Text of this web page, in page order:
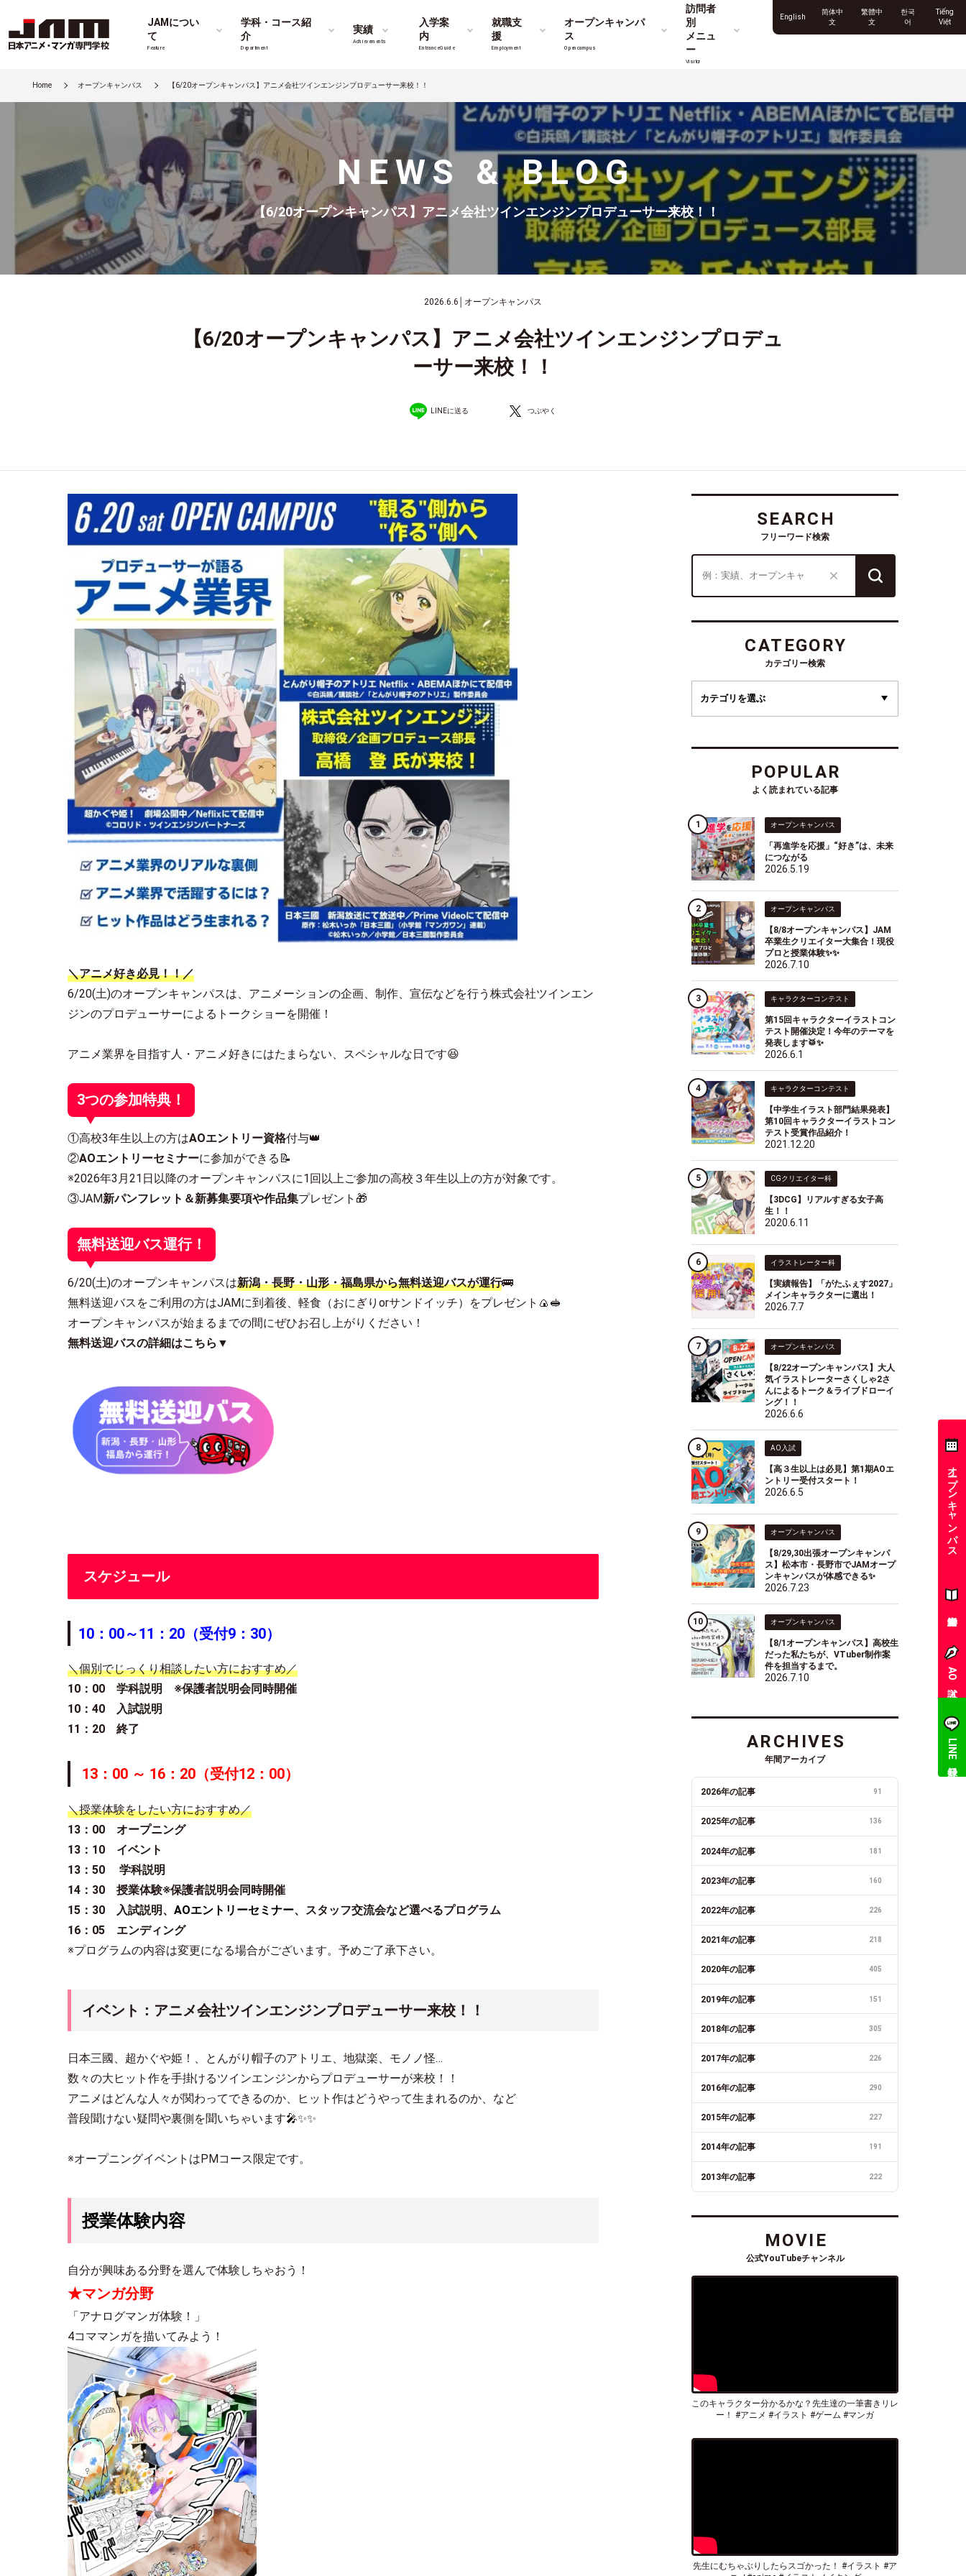
JAMについ
て
Feature
学科・コース紹
介
Department
実績
Achievements
入学案
内
Entrance Guide
就職支
援
Employment
オープンキャンパ
ス
Opencampus
訪問者
別
メニュ
ー
Visitor
English
简体中
文
繁體中
文
한국
어
Tiếng
Việt
Home オープンキャンパス 【6/20オープンキャンパス】アニメ会社ツインエンジンプロデューサー来校！！
NEWS & BLOG
【6/20オープンキャンパス】アニメ会社ツインエンジンプロデューサー来校！！
2026.6.6 オープンキャンパス
【6/20オープンキャンパス】アニメ会社ツインエンジンプロデュ
ーサー来校！！
LINEに送る つぶやく
＼アニメ好き必見！！／
6/20(土)のオープンキャンパスは、アニメーションの企画、制作、宣伝などを行う株式会社ツインエン
ジンのプロデューサーによるトークショーを開催！
アニメ業界を目指す人・アニメ好きにはたまらない、スペシャルな日です😆
3つの参加特典！
①高校3年生以上の方はAOエントリー資格付与👑
②AOエントリーセミナーに参加ができる📝
※2026年3月21日以降のオープンキャンパスに1回以上ご参加の高校３年生以上の方が対象です。
③JAM新パンフレット＆新募集要項や作品集プレゼント🎁
無料送迎バス運行！
6/20(土)のオープンキャンパスは新潟・長野・山形・福島県から無料送迎バスが運行🚌
無料送迎バスをご利用の方はJAMに到着後、軽食（おにぎりorサンドイッチ）をプレゼント🍙🥪
オープンキャンパスが始まるまでの間にぜひお召し上がりください！
無料送迎バスの詳細はこちら▼
スケジュール
10：00～11：20（受付9：30）
＼個別でじっくり相談したい方におすすめ／
10：00 学科説明 ※保護者説明会同時開催
10：40 入試説明
11：20 終了
13：00 ～ 16：20（受付12：00）
＼授業体験をしたい方におすすめ／
13：00 オープニング
13：10 イベント
13：50学科説明
14：30 授業体験※保護者説明会同時開催
15：30 入試説明、 AOエントリーセミナー、スタッフ交流会など選べるプログラム
16：05 エンディング
※プログラムの内容は変更になる場合がございます。予めご了承下さい。
イベント：アニメ会社ツインエンジンプロデューサー来校！！
日本三國、超かぐや姫！、とんがり帽子のアトリエ、地獄楽、モノノ怪…
数々の大ヒット作を手掛けるツインエンジンからプロデューサーが来校！！
アニメはどんな人々が関わってできるのか、ヒット作はどうやって生まれるのか、など
普段聞けない疑問や裏側を聞いちゃいます🎤✨✨
※オープニングイベントはPMコース限定です。
授業体験内容
自分が興味ある分野を選んで体験しちゃおう！
★マンガ分野
「アナログマンガ体験！」
4コママンガを描いてみよう！
SEARCH
フリーワード検索
CATEGORY
カテゴリー検索
POPULAR
よく読まれている記事
オープンキャンパス
「再進学を応援」“好き”は、未来
につながる
2026.5.19
オープンキャンパス
【8/8オープンキャンパス】JAM
卒業生クリエイター大集合！現役
プロと授業体験✨✨
2026.7.10
キャラクターコンテスト
第15回キャラクターイラストコン
テスト開催決定！今年のテーマを
発表します🥁✨
2026.6.1
キャラクターコンテスト
【中学生イラスト部門結果発表】
第10回キャラクターイラストコン
テスト受賞作品紹介！
2021.12.20
CGクリエイター科
【3DCG】リアルすぎる女子高
生！！
2020.6.11
イラストレーター科
【実績報告】「がたふぇす2027」
メインキャラクターに選出！
2026.7.7
オープンキャンパス
【8/22オープンキャンパス】大人
気イラストレーターさくしゃ2さ
んによるトーク＆ライブドローイ
ング！！
2026.6.6
AO入試
【高３生以上は必見】第1期AOエ
ントリー受付スタート！
2026.6.5
オープンキャンパス
【8/29,30出張オープンキャンパ
ス】松本市・長野市でJAMオープ
ンキャンパスが体感できる✨
2026.7.23
オープンキャンパス
【8/1オープンキャンパス】高校生
だった私たちが、VTuber制作案
件を担当するまで。
2026.7.10
ARCHIVES
年間アーカイブ
2026年の記事 91
2025年の記事 136
2024年の記事 181
2023年の記事 160
2022年の記事 226
2021年の記事 218
2020年の記事 405
2019年の記事 151
2018年の記事 305
2017年の記事 226
2016年の記事 290
2015年の記事 227
2014年の記事 191
2013年の記事 222
MOVIE
公式YouTubeチャンネル
このキャラクター分かるかな？先生達の一筆書きリレ
ー！ #アニメ #イラスト #ゲーム #マンガ
先生にむちゃぶりしたらスゴかった！ #イラスト #ア
オープンキャンパス
AO入試
LINE登録